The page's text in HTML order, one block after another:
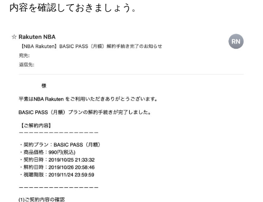
内容を確認しておきましょう。